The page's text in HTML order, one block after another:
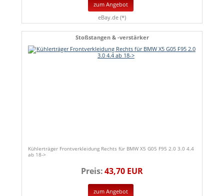
zum Angebot
eBay.de (*)
Stoßstangen & -verstärker
Kühlerträger Frontverkleidung Rechts für BMW X5 G05 F95 2.0 3.0 4.4
ab 18->
Preis:43,70 EUR
zum Angebot